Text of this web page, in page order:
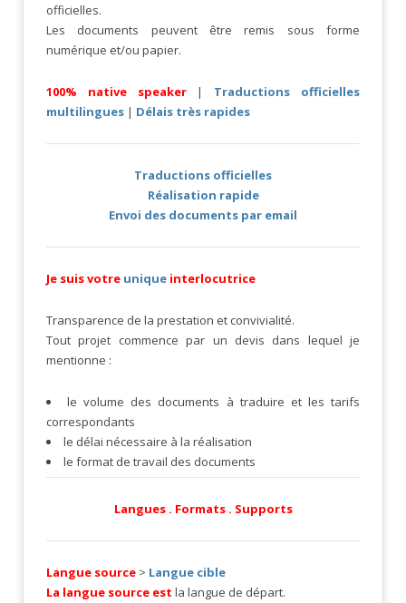
officielles.
Les documents peuvent être remis sous forme
numérique et/ou papier.
100% native speaker| Traductions officielles
multilingues | Délais très rapides
Traductions officielles
Réalisation rapide
Envoi des documents par email
Je suis votre unique interlocutrice
Transparence de la prestation et convivialité.
Tout projet commence par un devis dans lequel je
mentionne :
le volume des documents à traduire et les tarifs
correspondants
le délai nécessaire à la réalisation
le format de travail des documents
Langues . Formats . Supports
Langue source > Langue cible
La langue source est la langue de départ.